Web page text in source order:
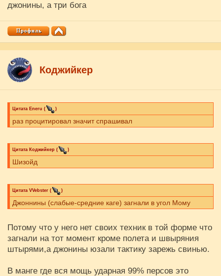
джонины, а три бога
Коджийкер
Цитата Eneru ( )
раз процитировал значит спрашивал
Цитата Коджийкер ( )
Шизойд
Цитата VVebster ( )
Джоннины (слабые-средние каге) загнали в угол Мому
Потому что у него нет своих техник в той форме что
загнали на тот момент кроме полета и швыряния
штырями,а джонины юзали тактику зарежь свинью.
В манге где вся мощь ударная 99% персов это